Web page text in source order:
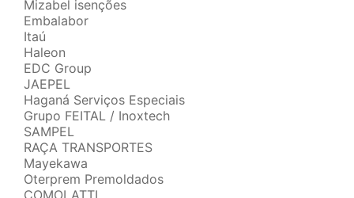
Mizabel isenções
Embalabor
Itaú
Haleon
EDC Group
JAEPEL
Haganá Serviços Especiais
Grupo FEITAL / Inoxtech
SAMPEL
RAÇA TRANSPORTES
Mayekawa
Oterprem Premoldados
COMOLATTI